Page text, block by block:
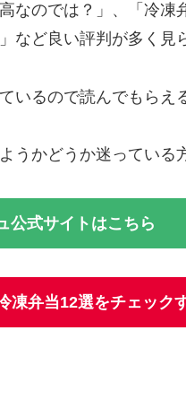
なのでは？」、「冷凍
ど良い評判が多く見
いるので読んでもらえ
うかどうか迷っている
公式サイトはこちら
凍弁当12選をチェック